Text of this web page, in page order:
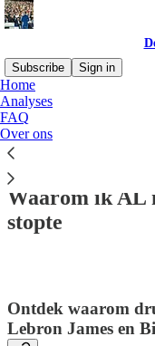
Subscribe
Sign in
Home
Analyses
FAQ
Over ons
Waarom ik AL
stopte
Ontdek waarom
Lebron James en